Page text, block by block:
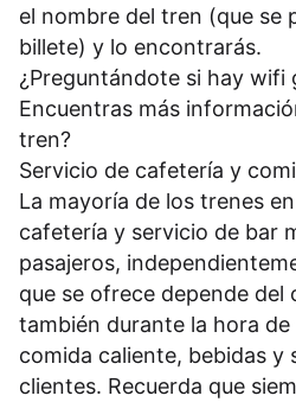
el nombre del tren (que se
billete) y lo encontrarás.
¿Preguntándote si hay
Encuentras más
tren?
Servicio de cafetería y
La mayoría de los trenes
cafetería y servicio de bar
pasajeros,
que se ofrece depende del
también durante la hora de
comida caliente, bebidas y
clientes. Recuerda que